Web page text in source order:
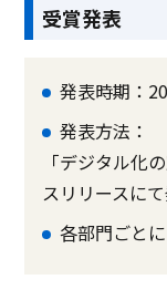
受賞発表
発表時期：
発表方法：
「デジタル化
スリリースに
各部門ごと